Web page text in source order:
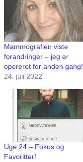
Mammografien viste
forandringer – jeg er
opereret for anden gang!
24. juli 2022
Uge 24 – Fokus og
Favoritter!